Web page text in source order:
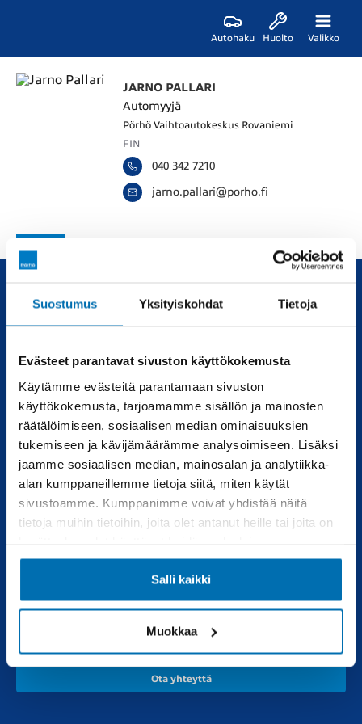
Suostumus Yksityiskohdat Tietoja
Evästeet parantavat sivuston käyttökokemusta
Käytämme evästeitä parantamaan sivuston
käyttökokemusta, tarjoamamme sisällön ja mainosten
räätälöimiseen, sosiaalisen median ominaisuuksien
tukemiseen ja kävijämäärämme analysoimiseen. Lisäksi
jaamme sosiaalisen median, mainosalan ja analytiikka-
alan kumppaneillemme tietoja siitä, miten käytät
sivustoamme. Kumppanimme voivat yhdistää näitä
tietoja muihin tietoihin, joita olet antanut heille tai joita on
Salli kaikki
Muokkaa
Autohaku Huolto Valikko
JARNO PALLARI
Automyyjä
Pörhö Vaihtoautokeskus Rovaniemi
FIN
040 342 7210
j o i
a n @
a .
o
r .pa i
ll r p f
r o
h
Automyynti
Uudet autot
Vaihtoautot
Pörhötakuu
Huolto
Varaa huolto
Vauriokorjaus
Tuulilasipalvelu
Varaosat
Pörhö renkaat
Muut liikkeemme
Ota yhteyttä